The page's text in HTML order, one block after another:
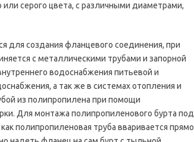
серого цвета, с различными диаметрами,
для создания фланцевого соединения, при
с металлическими трубами и запорной
водоснабжения питьевой и
а так же в системах отопления и
из полипропилена при помощи
Для монтажа полипропиленового бурта под
полипропиленовая труба вваривается прямо